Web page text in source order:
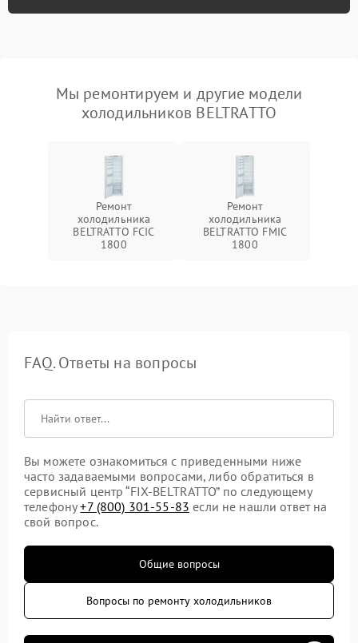
Мы ремонтируем и другие модели
холодильников BELTRATTO
Ремонт
холодильника
BELTRATTO FCIC
1800
Ремонт
холодильника
BELTRATTO FMIC
1800
FAQ. Ответы на вопросы
Вы можете ознакомиться с приведенными ниже
часто задаваемыми вопросами, либо обратиться в
сервисный центр “FIX-BELTRATTO” по следующему
телефону+7 (800) 301-55-83 если не нашли ответ на
свой вопрос.
Общие вопросы
Вопросы по ремонту холодильников